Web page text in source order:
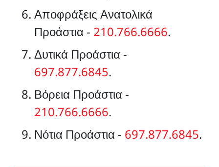
Αποφράξεις Ανατολικά
Προάστια - 210.766.6666.
Δυτικά Προάστια -
697.877.6845.
Βόρεια Προάστια -
210.766.6666.
Νότια Προάστια - 697.877.6845.